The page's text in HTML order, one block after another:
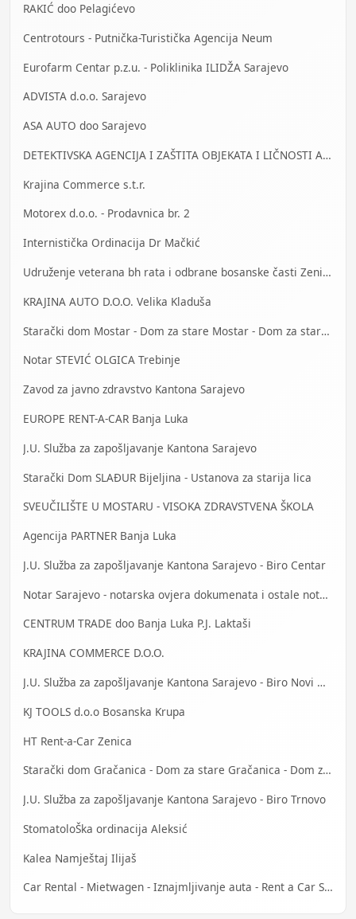
RAKIĆ doo Pelagićevo
Centrotours - Putnička-Turistička Agencija Neum
Eurofarm Centar p.z.u. - Poliklinika ILIDŽA Sarajevo
ADVISTA d.o.o. Sarajevo
ASA AUTO doo Sarajevo
DETEKTIVSKA AGENCIJA I ZAŠTITA OBJEKATA I LIČNOSTI ALFA DM Travnik
Krajina Commerce s.t.r.
Motorex d.o.o. - Prodavnica br. 2
Internistička Ordinacija Dr Mačkić
Udruženje veterana bh rata i odbrane bosanske časti Zenica
KRAJINA AUTO D.O.O. Velika Kladuša
Starački dom Mostar - Dom za stare Mostar - Dom za stara lica Mostar
Notar STEVIĆ OLGICA Trebinje
Zavod za javno zdravstvo Kantona Sarajevo
EUROPE RENT-A-CAR Banja Luka
J.U. Služba za zapošljavanje Kantona Sarajevo
Starački Dom SLAĐUR Bijeljina - Ustanova za starija lica
SVEUČILIŠTE U MOSTARU - VISOKA ZDRAVSTVENA ŠKOLA
Agencija PARTNER Banja Luka
J.U. Služba za zapošljavanje Kantona Sarajevo - Biro Centar
Notar Sarajevo - notarska ovjera dokumenata i ostale notarske usluge
CENTRUM TRADE doo Banja Luka P.J. Laktaši
KRAJINA COMMERCE D.O.O.
J.U. Služba za zapošljavanje Kantona Sarajevo - Biro Novi Grad
KJ TOOLS d.o.o Bosanska Krupa
HT Rent-a-Car Zenica
Starački dom Gračanica - Dom za stare Gračanica - Dom za stara lica Gračanica
J.U. Služba za zapošljavanje Kantona Sarajevo - Biro Trnovo
StomatoloŠka ordinacija Aleksić
Kalea Namještaj Ilijaš
Car Rental - Mietwagen - Iznajmljivanje auta - Rent a Car Sarajevo